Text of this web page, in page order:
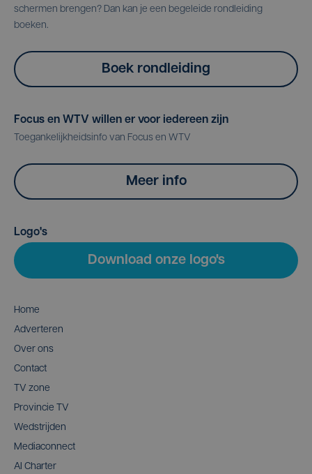
schermen brengen? Dan kan je een begeleide rondleiding
boeken.
Boek rondleiding
Focus en WTV willen er voor iedereen zijn
Toegankelijkheidsinfo van Focus en WTV
Meer info
Logo's
Download onze logo's
Home
Adverteren
Over ons
Contact
TV zone
Provincie TV
Wedstrijden
Mediaconnect
AI Charter